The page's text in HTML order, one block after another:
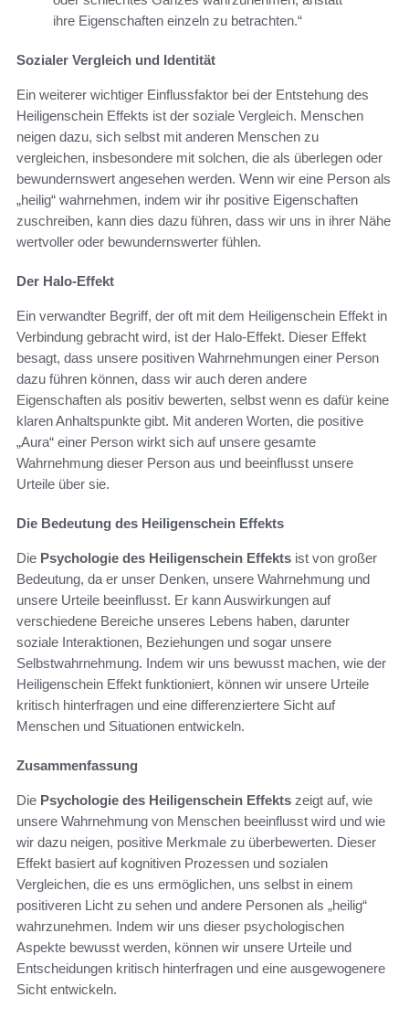
ihre Eigenschaften einzeln zu betrachten.“
Sozialer Vergleich und Identität
Ein weiterer wichtiger Einflussfaktor bei der Entstehung des
Heiligenschein Effekts ist der soziale Vergleich. Menschen
neigen dazu, sich selbst mit anderen Menschen zu
vergleichen, insbesondere mit solchen, die als überlegen oder
bewundernswert angesehen werden. Wenn wir eine Person als
„heilig“ wahrnehmen, indem wir ihr positive Eigenschaften
zuschreiben, kann dies dazu führen, dass wir uns in ihrer Nähe
wertvoller oder bewundernswerter fühlen.
Der Halo-Effekt
Ein verwandter Begriff, der oft mit dem Heiligenschein Effekt in
Verbindung gebracht wird, ist der Halo-Effekt. Dieser Effekt
besagt, dass unsere positiven Wahrnehmungen einer Person
dazu führen können, dass wir auch deren andere
Eigenschaften als positiv bewerten, selbst wenn es dafür keine
klaren Anhaltspunkte gibt. Mit anderen Worten, die positive
„Aura“ einer Person wirkt sich auf unsere gesamte
Wahrnehmung dieser Person aus und beeinflusst unsere
Urteile über sie.
Die Bedeutung des Heiligenschein Effekts
Die Psychologie des Heiligenschein Effekts ist von großer
Bedeutung, da er unser Denken, unsere Wahrnehmung und
unsere Urteile beeinflusst. Er kann Auswirkungen auf
verschiedene Bereiche unseres Lebens haben, darunter
soziale Interaktionen, Beziehungen und sogar unsere
Selbstwahrnehmung. Indem wir uns bewusst machen, wie der
Heiligenschein Effekt funktioniert, können wir unsere Urteile
kritisch hinterfragen und eine differenziertere Sicht auf
Menschen und Situationen entwickeln.
Zusammenfassung
Die Psychologie des Heiligenschein Effekts zeigt auf, wie
unsere Wahrnehmung von Menschen beeinflusst wird und wie
wir dazu neigen, positive Merkmale zu überbewerten. Dieser
Effekt basiert auf kognitiven Prozessen und sozialen
Vergleichen, die es uns ermöglichen, uns selbst in einem
positiveren Licht zu sehen und andere Personen als „heilig“
wahrzunehmen. Indem wir uns dieser psychologischen
Aspekte bewusst werden, können wir unsere Urteile und
Entscheidungen kritisch hinterfragen und eine ausgewogenere
Sicht entwickeln.